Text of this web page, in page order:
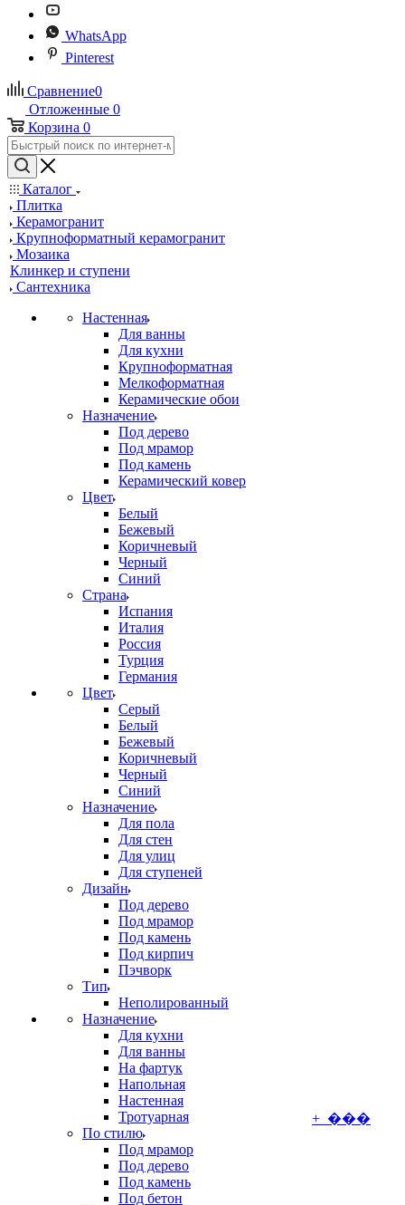
WhatsApp
Pinterest
Сравнение0
Отложенные 0
Корзина 0
Каталог
Плитка
Керамогранит
Крупноформатный керамогранит
Мозаика
Клинкер и ступени
Сантехника
Настенная
Для ванны
Для кухни
Крупноформатная
Мелкоформатная
Керамические обои
Назначение
Под дерево
Под мрамор
Под камень
Керамический ковер
Цвет
Белый
Бежевый
Коричневый
Черный
Синий
Страна
Испания
Италия
Россия
Турция
Германия
Цвет
Серый
Белый
Бежевый
Коричневый
Черный
Синий
Назначение
Для пола
Для стен
Для улиц
Для ступеней
Дизайн
Под дерево
Под мрамор
Под камень
Под кирпич
Пэчворк
Тип
Неполированный
Назначение
Для кухни
Для ванны
На фартук
Напольная
Настенная
Тротуарная
По стилю
Под мрамор
Под дерево
Под камень
Под бетон
+ ���